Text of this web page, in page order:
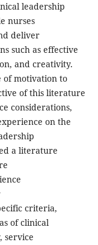
leadership
nurses
deliver
such as effective
and creativity.
of motivation to
of this literature
considerations,
on the
a literature
criteria,
of clinical
service